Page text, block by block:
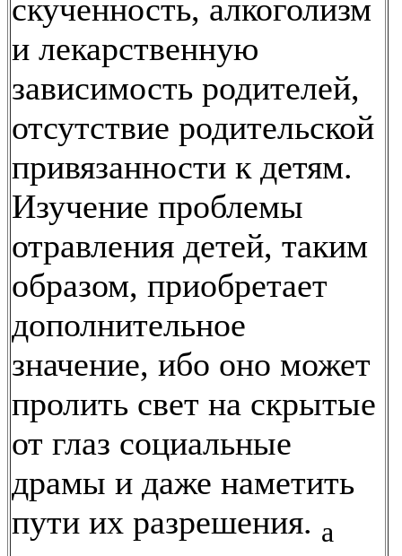
скученность, алкоголизм
и лекарственную
зависимость родителей,
отсутствие родительской
привязанности к детям.
Изучение проблемы
отравления детей, таким
образом, приобретает
дополнительное
значение, ибо оно может
пролить свет на скрытые
от глаз социальные
драмы и даже наметить
пути их разрешения. а